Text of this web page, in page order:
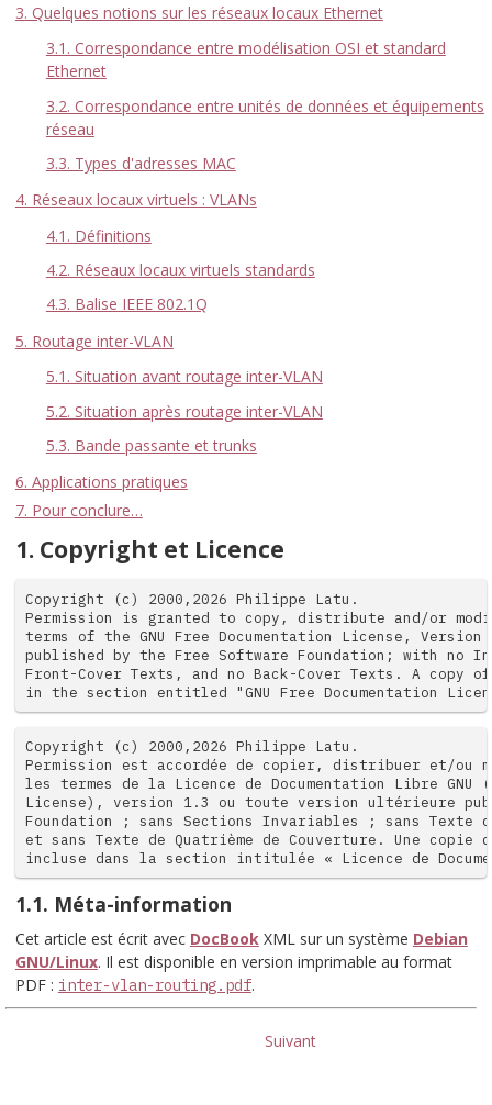
3. Quelques notions sur les réseaux locaux Ethernet
3.1. Correspondance entre modélisation OSI et standard
Ethernet
3.2. Correspondance entre unités de données et équipements
réseau
3.3. Types d'adresses MAC
4. Réseaux locaux virtuels : VLANs
4.1. Définitions
4.2. Réseaux locaux virtuels standards
4.3. Balise IEEE 802.1Q
5. Routage inter-VLAN
5.1. Situation avant routage inter-VLAN
5.2. Situation après routage inter-VLAN
5.3. Bande passante et trunks
6. Applications pratiques
7. Pour conclure…
1. Copyright et Licence
Copyright (c) 2000,2026 Philippe Latu.
Permission is granted to copy, distribute and/or
terms of the GNU Free Documentation License,
published by the Free Software Foundation; with no
Front-Cover Texts, and no Back-Cover Texts. A copy
in the section entitled "GNU Free Documentation
Copyright (c) 2000,2026 Philippe Latu.
Permission est accordée de copier, distribuer et/ou
les termes de la Licence de Documentation Libre GNU
License), version 1.3 ou toute version ultérieure
Foundation ; sans Sections Invariables ; sans Texte
et sans Texte de Quatrième de Couverture. Une copie
incluse dans la section intitulée « Licence de
1.1. Méta-information
Cet article est écrit avec DocBook XML sur un système Debian
GNU/Linux. Il est disponible en version imprimable au format
PDF : inter-vlan-routing.pdf.
Suivant